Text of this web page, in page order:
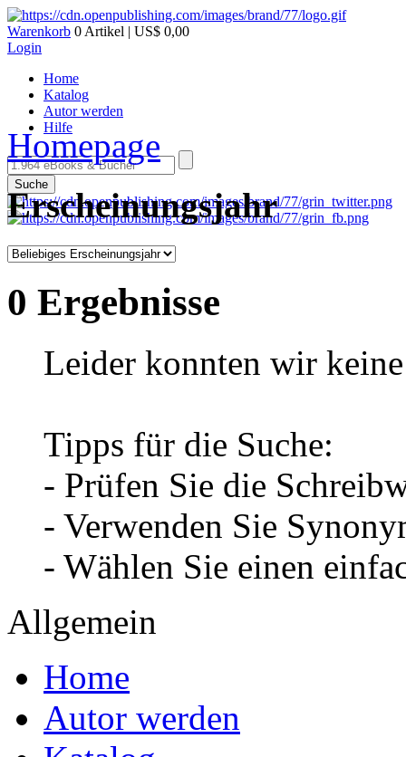
Warenkorb 0 Artikel | US$ 0,00
Login
Home
Katalog
Autor werden
Hilfe
Suche
Homepage
Erscheinungsjahr
0 Ergebnisse
Leider konnten wir
Tipps für die Suche:
- Prüfen Sie die
- Verwenden Sie
- Wählen Sie einen
Allgemein
Home
Autor werden